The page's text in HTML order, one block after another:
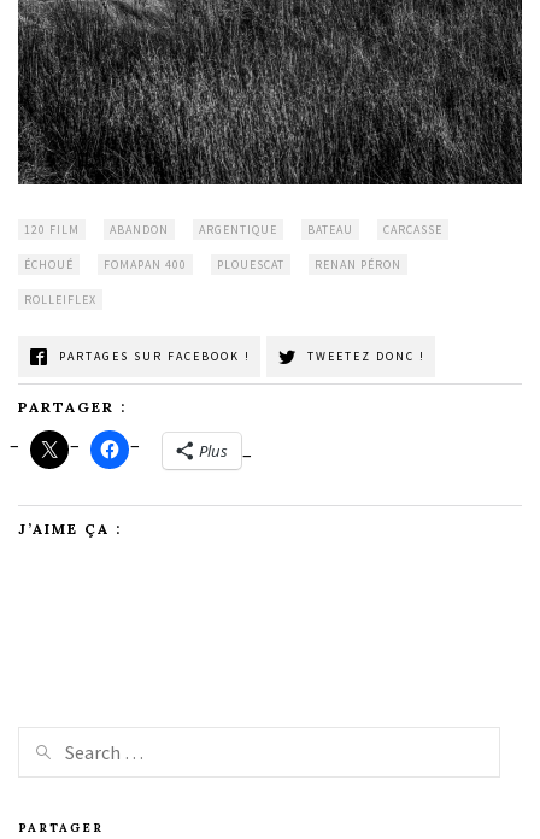
120 FILM ABANDON ARGENTIQUE BATEAU CARCASSE
ÉCHOUÉ FOMAPAN 400 PLOUESCAT RENAN PÉRON
ROLLEIFLEX
PARTAGES SUR FACEBOOK ! TWEETEZ DONC !
PARTAGER :
Plus
J’AIME ÇA :
PARTAGER